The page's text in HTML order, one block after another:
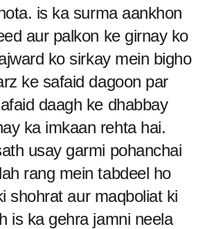
is ka surma aankhon
aur palkon ke girnay ko
ko sirkay mein bigho
ke safaid dagoon par
daagh ke dhabbay
ka imkaan rehta hai.
usay garmi pohanchai
rang mein tabdeel ho
shohrat aur maqboliat ki
is ka gehra jamni neela